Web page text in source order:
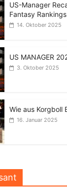
US-Manager
Fantasy
14. Oktober 2025
US MANAGER
3. Oktober 2025
Wie aus Korgboll
16. Januar 2025